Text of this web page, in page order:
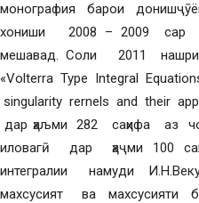
монография барои
хониши 2008 – 2009 сар
мешавад. Соли 2011
«Volterra Type Integral
singularity rernels and their
дар ҳаљми 282 саҳифа аз
иловагӣ дар ҳаҷми 100
интегралии намуди
махсусият ва махсусияти